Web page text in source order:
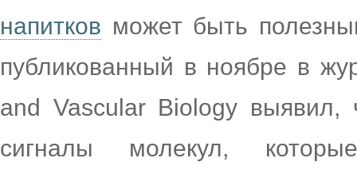
напитков может быть
публикованный в ноябре в
and Vascular Biology выявил,
сигналы молекул,